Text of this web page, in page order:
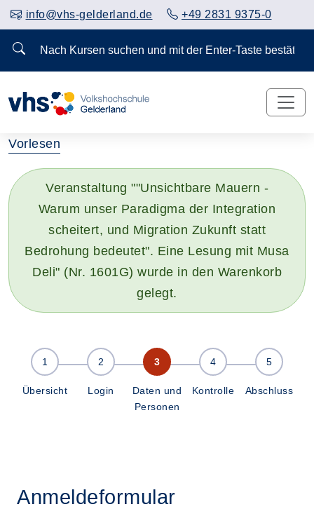
info@vhs-gelderland.de +49 2831 9375-0
Nach Kursen suchen und mit der Enter-Taste
Vorlesen
Veranstaltung ""Unsichtbare Mauern -
Warum unser Paradigma der Integration
scheitert, und Migration Zukunft statt
Bedrohung bedeutet". Eine Lesung mit Musa
Deli" (Nr. 1601G) wurde in den Warenkorb
gelegt.
Übersicht Login
Daten und
Personen
Kontrolle Abschluss
Anmeldeformular